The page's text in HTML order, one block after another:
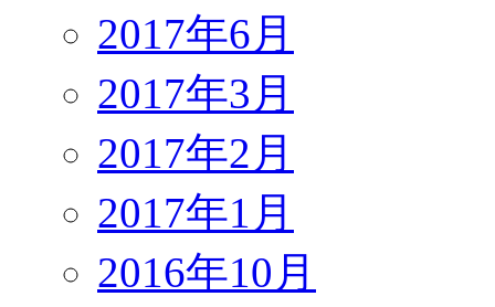
2017年6月
2017年3月
2017年2月
2017年1月
2016年10月